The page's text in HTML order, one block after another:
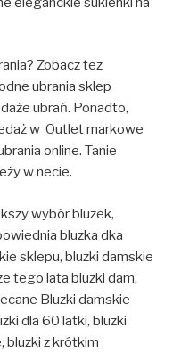
Zobacz tez
ubrania sklep
ubrań. Ponadto,
w Outlet markowe
online. Tanie
w necie.
wybór bluzek,
bluzka dka
sklepu, bluzki damskie
tego lata bluzki dam,
Bluzki damskie
dla 60 latki, bluzki
bluzki z krótkim